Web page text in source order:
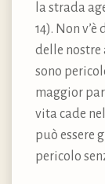
la strada
14). Non
delle nostre
sono
maggior
vita cade
può essere
pericolo